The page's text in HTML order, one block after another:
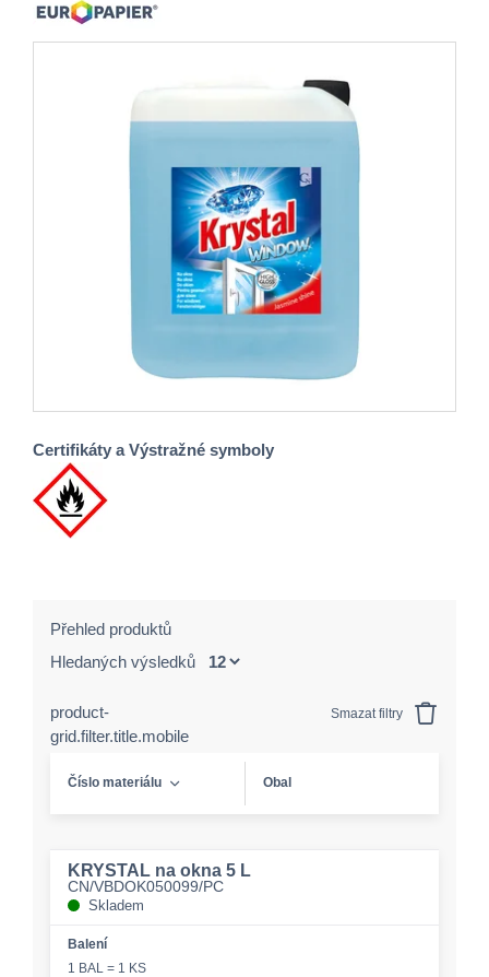
Certifikáty a Výstražné symboly
Přehled produktů
Hledaných výsledků
product-
grid.filter.title.mobile
Smazat filtry
Číslo materiálu Obal
KRYSTAL na okna 5 L
CN/VBDOK050099/PC
Skladem
Balení
1 BAL = 1 KS